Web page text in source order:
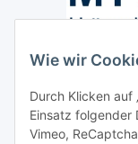
Wie wir
Durch Klicken auf
Einsatz folgender
Vimeo,
Paketdienst
Regionaler